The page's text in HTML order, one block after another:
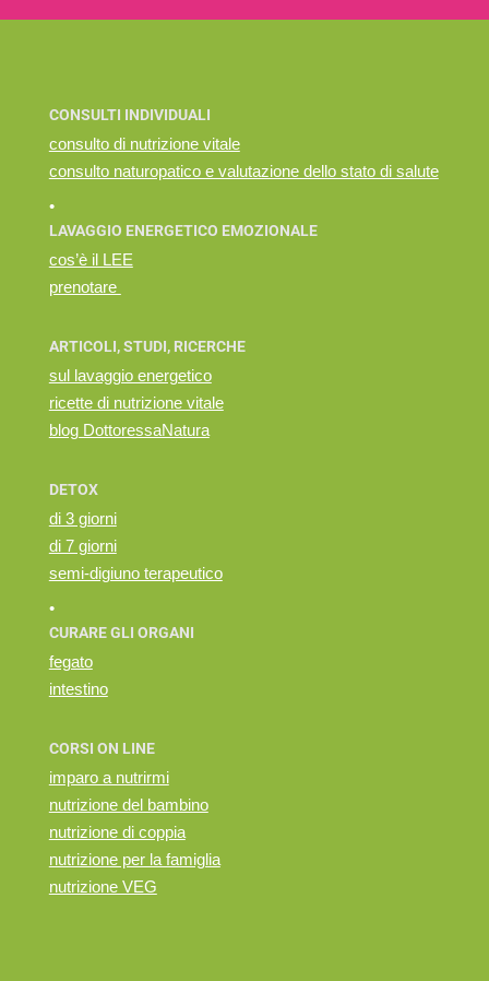
CONSULTI INDIVIDUALI
consulto di nutrizione vitale
consulto naturopatico e valutazione dello stato di salute
•
LAVAGGIO ENERGETICO EMOZIONALE
cos’è il LEE
prenotare
ARTICOLI, STUDI, RICERCHE
sul lavaggio energetico
ricette di nutrizione vitale
blog DottoressaNatura
DETOX
di 3 giorni
di 7 giorni
semi-digiuno terapeutico
•
CURARE GLI ORGANI
fegato
intestino
CORSI ON LINE
imparo a nutrirmi
nutrizione del bambino
nutrizione di coppia
nutrizione per la famiglia
nutrizione VEG